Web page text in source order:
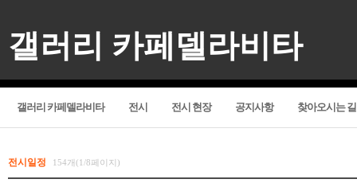
갤러리 카페델라비타
갤러리 카페델라비타 전시 전시 현장 공지사항 찾아오시는 길
전시일정 154개(1/8페이지)